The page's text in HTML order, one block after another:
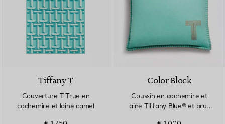
2 Couleurs
Tiffany T
Couverture T True en
cachemire et laine camel
Color Block
Coussin en cachemire et
laine Tiffany Blue® et brun